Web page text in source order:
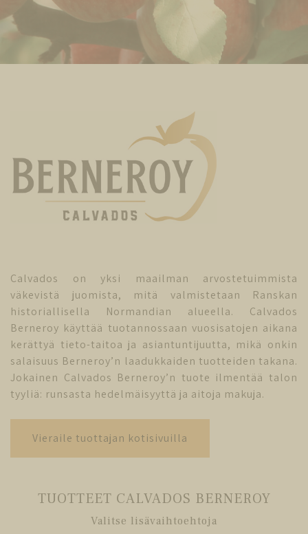
Calvados on yksi maailman arvostetuimmista
väkevistä juomista, mitä valmistetaan Ranskan
historiallisella Normandian alueella. Calvados
Berneroy käyttää tuotannossaan vuosisatojen aikana
kerättyä tieto-taitoa ja asiantuntijuutta, mikä onkin
salaisuus Berneroy’n laadukkaiden tuotteiden takana.
Jokainen Calvados Berneroy’n tuote ilmentää talon
tyyliä: runsasta hedelmäisyyttä ja aitoja makuja.
Vieraile tuottajan kotisivuilla
TUOTTEET CALVADOS BERNEROY
Valitse lisävaihtoehtoja